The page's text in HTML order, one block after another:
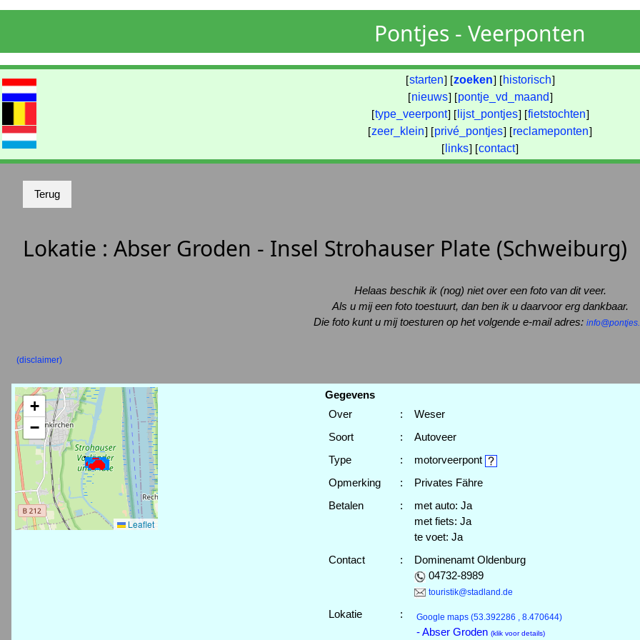
Pontjes - Veerponten
[starten] [zoeken] [ historisch]
[nieuws] [pontje_vd_maand]
[type_veerpont] [ lijst_pontjes] [fietstochten]
[zeer_klein] [privé_pontjes] [reclameponten]
[ links] [contact]
Lokatie : Abser Groden - Insel Strohauser Plate (Schweiburg)
Helaas beschik ik (nog) niet over een foto van dit veer.
Als u mij een foto toestuurt, dan ben ik u daarvoor erg dankbaar.
Die foto kunt u mij toesturen op het volgende e-mail adres:
(disclaimer)
+
−
Leaflet
Gegevens
Over
:
Weser
Soort
:
Autoveer
Type
:
motorveerpont
Opmerking
:
Privates Fähre
Betalen
:
met auto: Ja
met fiets: Ja
te voet: Ja
Contact
:
Dominenamt Oldenburg
04732-8989
touristik@stadland.de
Lokatie : Google maps (53.392286 , 8.470644)
- Abser Groden (klik voor details)